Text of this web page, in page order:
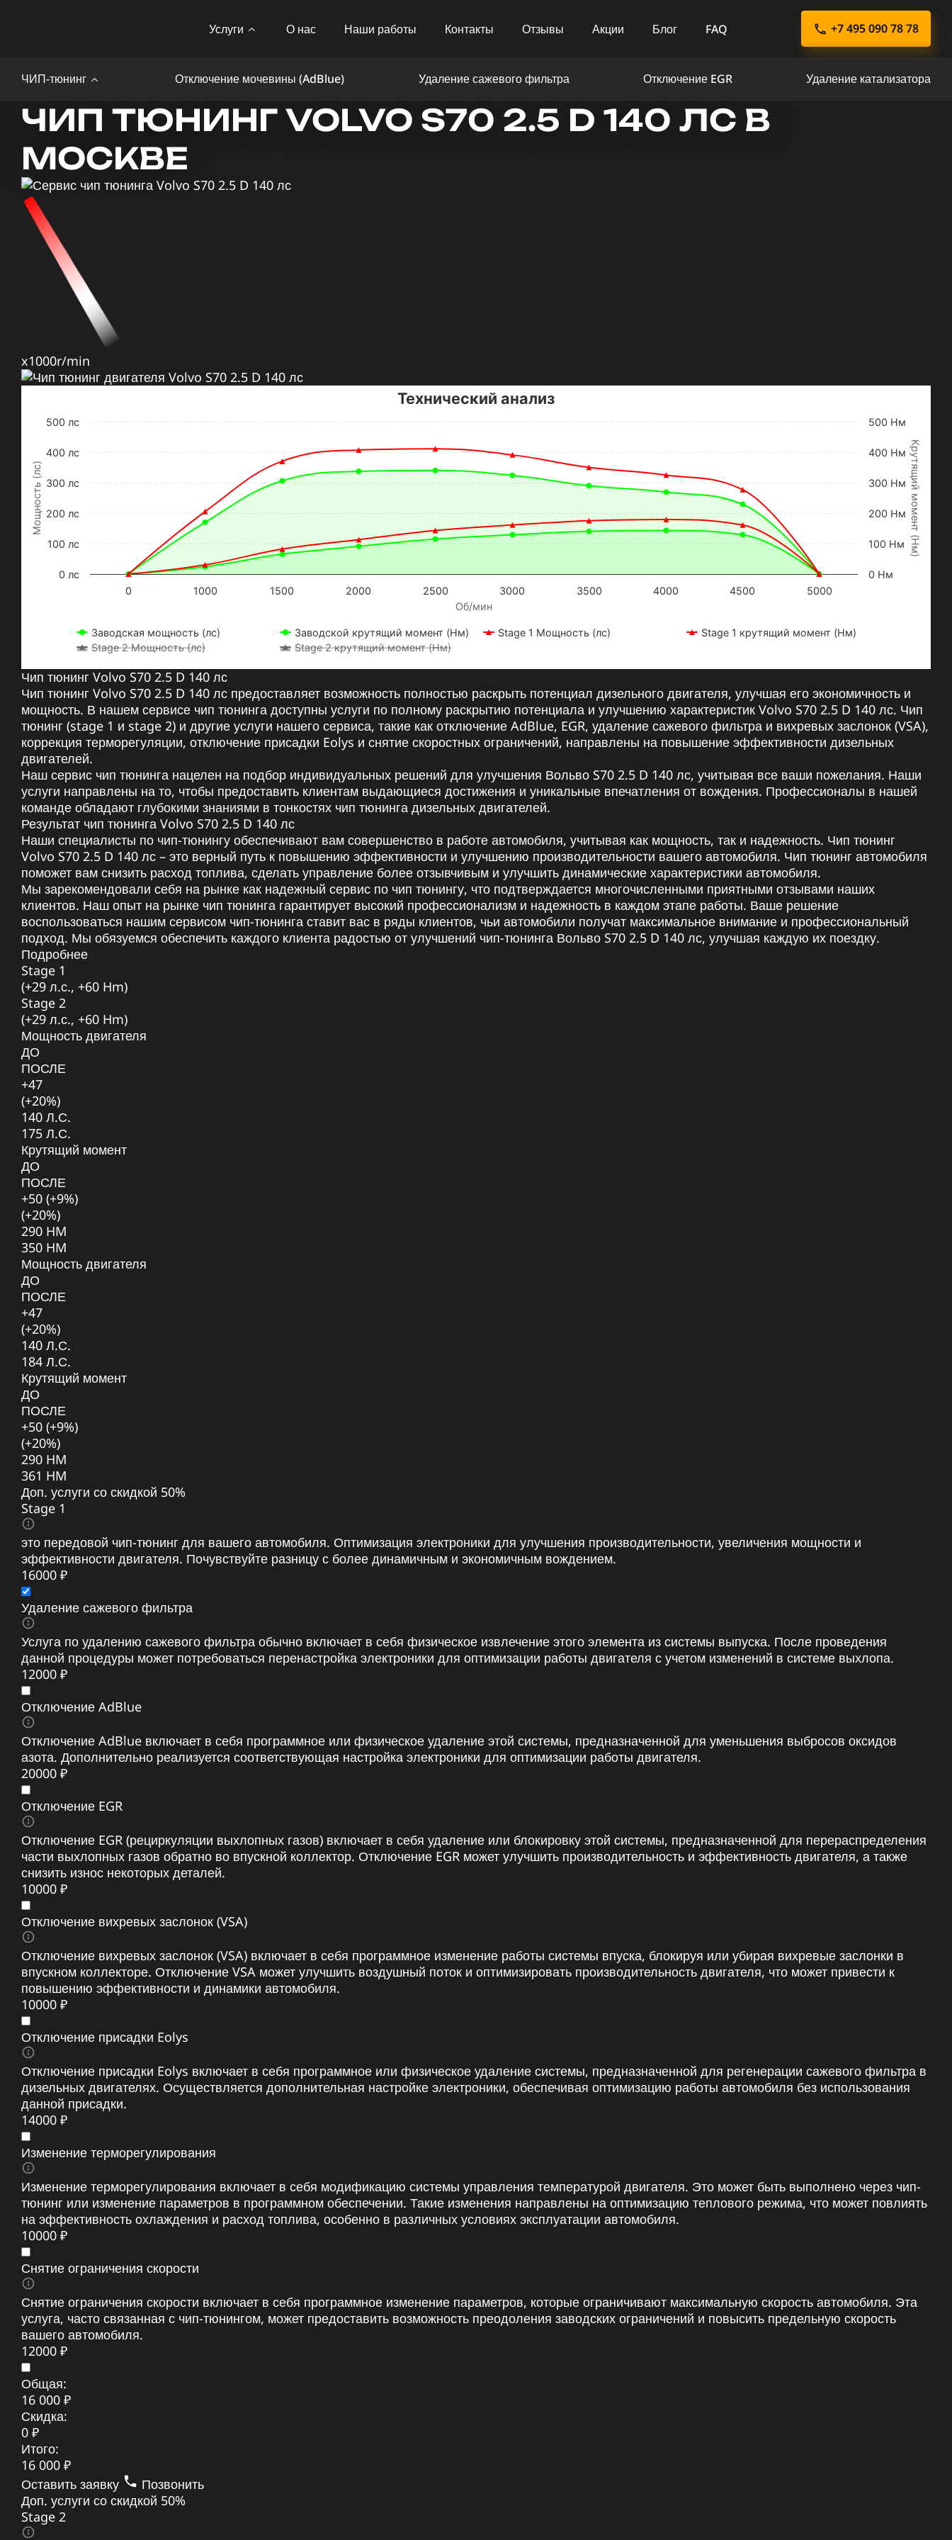
Услуги О нас Наши работы Контакты Отзывы Акции Блог FAQ +7 495 090 78 78
ЧИП-тюнинг Отключение мочевины (AdBlue) Удаление сажевого фильтра Отключение EGR Удаление катализатора
ЧИП ТЮНИНГ VOLVO S70 2.5 D 140 ЛС В
МОСКВЕ
x1000r/min
Об/мин
Мощность (лс) К
р
у
т
я
щ
и
й
м
о
м
е
н
т
(
Н
м
)
Технический анализ
Заводская мощность (лс) Заводской крутящий момент (Нм) Stage 1 Мощность (лс)
Stage 1 крутящий момент (Нм)
Stage 2 Мощность (лс)
Stage 2 крутящий момент (Нм)
0 1000 1500 2000 2500 3000 3500 4000 4500 5000
0 лс
100 лс
200 лс
300 лс
400 лс
500 лс
0 Нм
100 Нм
200 Нм
300 Нм
400 Нм
500 Нм
Чип тюнинг Volvo S70 2.5 D 140 лс
Чип тюнинг Volvo S70 2.5 D 140 лс предоставляет возможность полностью раскрыть потенциал дизельного двигателя, улучшая его экономичность и
мощность. В нашем сервисе чип тюнинга доступны услуги по полному раскрытию потенциала и улучшению характеристик Volvo S70 2.5 D 140 лс. Чип
тюнинг (stage 1 и stage 2) и другие услуги нашего сервиса, такие как отключение AdBlue, EGR, удаление сажевого фильтра и вихревых заслонок (VSA),
коррекция терморегуляции, отключение присадки Eolys и снятие скоростных ограничений, направлены на повышение эффективности дизельных
двигателей.
Наш сервис чип тюнинга нацелен на подбор индивидуальных решений для улучшения Вольво S70 2.5 D 140 лс, учитывая все ваши пожелания. Наши
услуги направлены на то, чтобы предоставить клиентам выдающиеся достижения и уникальные впечатления от вождения. Профессионалы в нашей
команде обладают глубокими знаниями в тонкостях чип тюнинга дизельных двигателей.
Результат чип тюнинга Volvo S70 2.5 D 140 лс
Наши специалисты по чип-тюнингу обеспечивают вам совершенство в работе автомобиля, учитывая как мощность, так и надежность. Чип тюнинг
Volvo S70 2.5 D 140 лс – это верный путь к повышению эффективности и улучшению производительности вашего автомобиля. Чип тюнинг автомобиля
поможет вам снизить расход топлива, сделать управление более отзывчивым и улучшить динамические характеристики автомобиля.
Мы зарекомендовали себя на рынке как надежный сервис по чип тюнингу, что подтверждается многочисленными приятными отзывами наших
клиентов. Наш опыт на рынке чип тюнинга гарантирует высокий профессионализм и надежность в каждом этапе работы. Ваше решение
воспользоваться нашим сервисом чип-тюнинга ставит вас в ряды клиентов, чьи автомобили получат максимальное внимание и профессиональный
подход. Мы обязуемся обеспечить каждого клиента радостью от улучшений чип-тюнинга Вольво S70 2.5 D 140 лс, улучшая каждую их поездку.
Подробнее
Stage 1
(+29 л.с., +60 Hm)
Stage 2
(+29 л.с., +60 Hm)
Мощность двигателя
ДО
ПОСЛЕ
+47
(+20%)
140 Л.С.
175 Л.С.
Крутящий момент
ДО
ПОСЛЕ
+50 (+9%)
(+20%)
290 HM
350 HM
Мощность двигателя
ДО
ПОСЛЕ
+47
(+20%)
140 Л.С.
184 Л.С.
Крутящий момент
ДО
ПОСЛЕ
+50 (+9%)
(+20%)
290 HM
361 HM
Доп. услуги со скидкой 50%
Stage 1
это передовой чип-тюнинг для вашего автомобиля. Оптимизация электроники для улучшения производительности, увеличения мощности и
эффективности двигателя. Почувствуйте разницу с более динамичным и экономичным вождением.
16000 ₽
Удаление сажевого фильтра
Услуга по удалению сажевого фильтра обычно включает в себя физическое извлечение этого элемента из системы выпуска. После проведения
данной процедуры может потребоваться перенастройка электроники для оптимизации работы двигателя с учетом изменений в системе выхлопа.
12000 ₽
Отключение AdBlue
Отключение AdBlue включает в себя программное или физическое удаление этой системы, предназначенной для уменьшения выбросов оксидов
азота. Дополнительно реализуется соответствующая настройка электроники для оптимизации работы двигателя.
20000 ₽
Отключение EGR
Отключение EGR (рециркуляции выхлопных газов) включает в себя удаление или блокировку этой системы, предназначенной для перераспределения
части выхлопных газов обратно во впускной коллектор. Отключение EGR может улучшить производительность и эффективность двигателя, а также
снизить износ некоторых деталей.
10000 ₽
Отключение вихревых заслонок (VSA)
Отключение вихревых заслонок (VSA) включает в себя программное изменение работы системы впуска, блокируя или убирая вихревые заслонки в
впускном коллекторе. Отключение VSA может улучшить воздушный поток и оптимизировать производительность двигателя, что может привести к
повышению эффективности и динамики автомобиля.
10000 ₽
Отключение присадки Eolys
Отключение присадки Eolys включает в себя программное или физическое удаление системы, предназначенной для регенерации сажевого фильтра в
дизельных двигателях. Осуществляется дополнительная настройке электроники, обеспечивая оптимизацию работы автомобиля без использования
данной присадки.
14000 ₽
Изменение терморегулирования
Изменение терморегулирования включает в себя модификацию системы управления температурой двигателя. Это может быть выполнено через чип-
тюнинг или изменение параметров в программном обеспечении. Такие изменения направлены на оптимизацию теплового режима, что может повлиять
на эффективность охлаждения и расход топлива, особенно в различных условиях эксплуатации автомобиля.
10000 ₽
Снятие ограничения скорости
Снятие ограничения скорости включает в себя программное изменение параметров, которые ограничивают максимальную скорость автомобиля. Эта
услуга, часто связанная с чип-тюнингом, может предоставить возможность преодоления заводских ограничений и повысить предельную скорость
вашего автомобиля.
12000 ₽
Общая:
16 000 ₽
Скидка:
0 ₽
Итого:
16 000 ₽
Оставить заявку
Позвонить
Доп. услуги со скидкой 50%
Stage 2